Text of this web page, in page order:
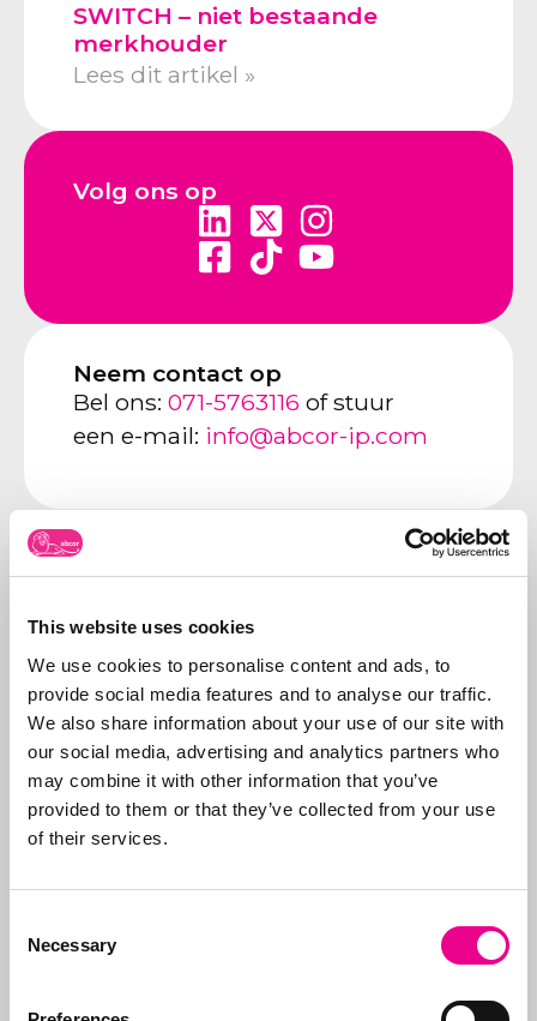
This website uses cookies
We use cookies to personalise content and ads, to
provide social media features and to analyse our traffic.
We also share information about your use of our site with
our social media, advertising and analytics partners who
may combine it with other information that you’ve
provided to them or that they’ve collected from your use
of their services.
Selection
Necessary
SWITCH – niet bestaande
merkhouder
Lees dit artikel »
Volg ons op
Neem contact op
Bel ons: 071-5763116 of stuur
een e-mail: info@abcor-ip.com
Abcor is gespecialiseerd
in het aanvragen van
merken- en
modelrechten. Dit
doen wij in de
wereldwijd voor zowel
hetMKB als
internationale
start alles met een
aanvraag. Doel is de
daarom verzorgen we
Meer over
Abcor